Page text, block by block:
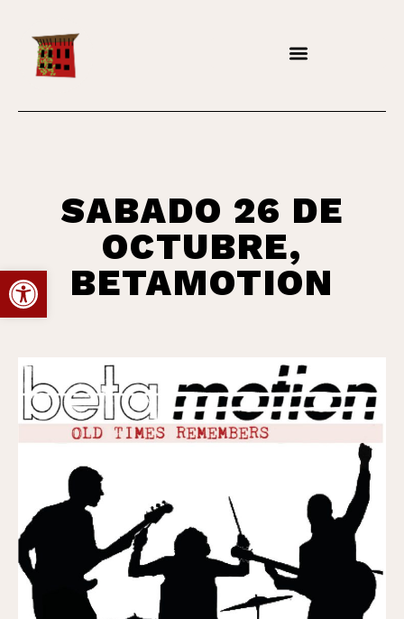
Abrir barra de herramientas
SABADO 26 DE
OCTUBRE,
BETAMOTION